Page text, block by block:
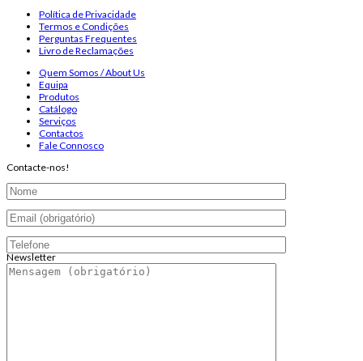
Política de Privacidade
Termos e Condições
Perguntas Frequentes
Livro de Reclamações
Quem Somos / About Us
Equipa
Produtos
Catálogo
Serviços
Contactos
Fale Connosco
Contacte-nos!
Newsletter
Endereço de email: